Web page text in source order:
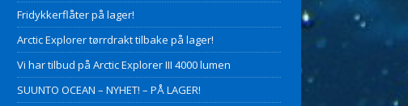
Fridykkerflåter på lager!
Arctic Explorer tørrdrakt tilbake på lager!
Vi har tilbud på Arctic Explorer III 4000 lumen
SUUNTO OCEAN – NYHET! – PÅ LAGER!